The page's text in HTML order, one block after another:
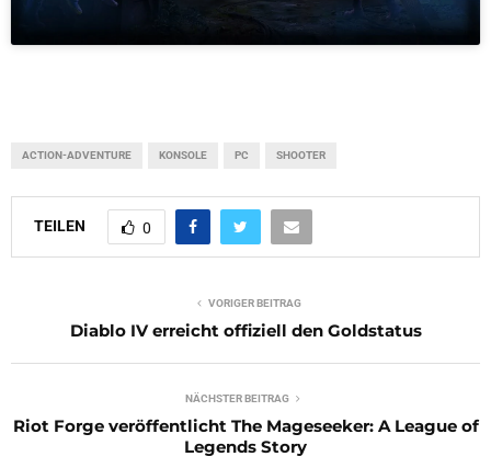
ACTION-ADVENTURE KONSOLE PC SHOOTER
TEILEN 0
VORIGER BEITRAG
Diablo IV erreicht offiziell den Goldstatus
NÄCHSTER BEITRAG
Riot Forge veröffentlicht The Mageseeker: A League of
Legends Story